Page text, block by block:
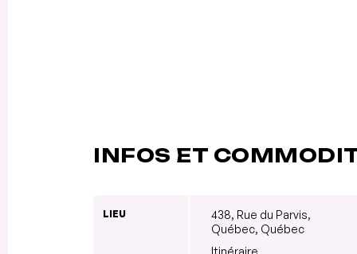
INFOS ET
LIEU
438, Rue du Parvis,
Québec, Québec
Itinéraire